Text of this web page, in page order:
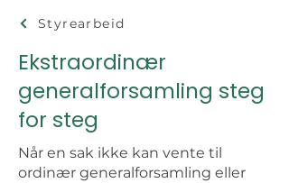
Styrearbeid
Ekstraordinær
generalforsamling steg
for steg
Når en sak ikke kan vente til
ordinær generalforsamling eller